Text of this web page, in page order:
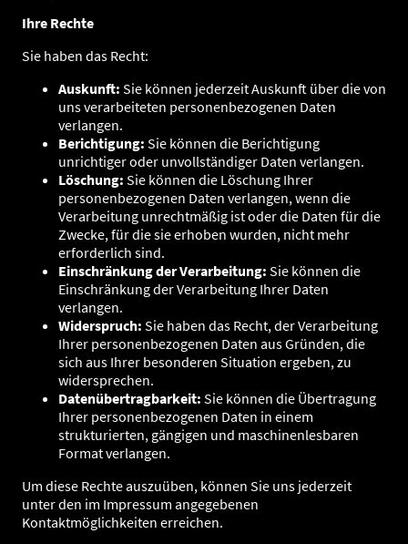
Ihre Rechte
Sie haben das Recht:
Auskunft: Sie können jederzeit Auskunft über die von
uns verarbeiteten personenbezogenen Daten
verlangen.
Berichtigung: Sie können die Berichtigung
unrichtiger oder unvollständiger Daten verlangen.
Löschung: Sie können die Löschung Ihrer
personenbezogenen Daten verlangen, wenn die
Verarbeitung unrechtmäßig ist oder die Daten für die
Zwecke, für die sie erhoben wurden, nicht mehr
erforderlich sind.
Einschränkung der Verarbeitung: Sie können die
Einschränkung der Verarbeitung Ihrer Daten
verlangen.
Widerspruch: Sie haben das Recht, der Verarbeitung
Ihrer personenbezogenen Daten aus Gründen, die
sich aus Ihrer besonderen Situation ergeben, zu
widersprechen.
Datenübertragbarkeit: Sie können die Übertragung
Ihrer personenbezogenen Daten in einem
strukturierten, gängigen und maschinenlesbaren
Format verlangen.
Um diese Rechte auszuüben, können Sie uns jederzeit
unter den im Impressum angegebenen
Kontaktmöglichkeiten erreichen.